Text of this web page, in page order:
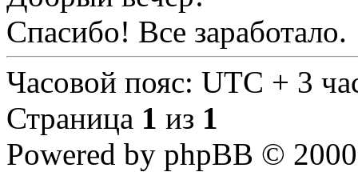
Спасибо! Все заработало.
Часовой пояс: UTC + 3
Страница 1 из 1
Powered by phpBB ©